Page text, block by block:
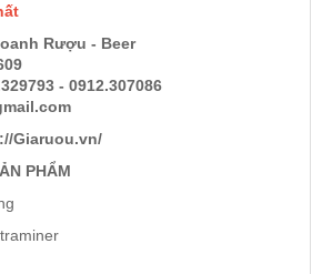
PHI
NHA
GIÁ CỰC RẺ
Rượu - Beer
- 0912.307086
Giaruou.vn/
PHẨM